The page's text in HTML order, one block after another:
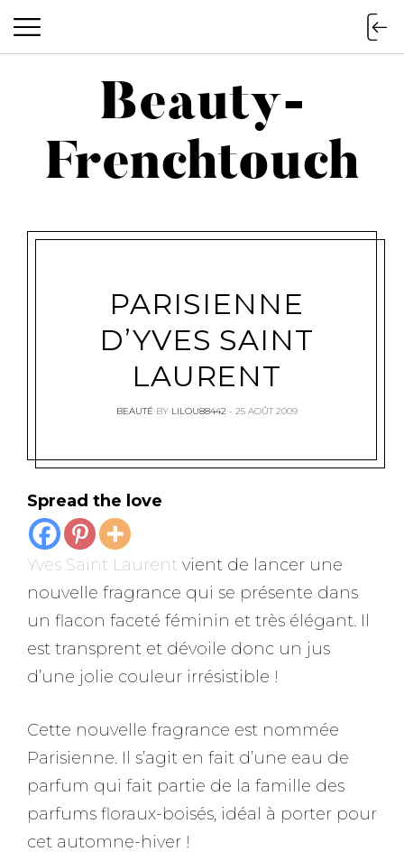
Beauty-Frenchtouch
Beauty-
Frenchtouch
PARISIENNE
D’YVES SAINT
LAURENT
BEAUTÉ BY LILOU88442 25 AOÛT 2009
Spread the love
Yves Saint Laurent vient de lancer une
nouvelle fragrance qui se présente dans
un flacon faceté féminin et très élégant. Il
est transprent et dévoile donc un jus
d’une jolie couleur irrésistible !
Cette nouvelle fragrance est nommée
Parisienne. Il s’agit en fait d’une eau de
parfum qui fait partie de la famille des
parfums floraux-boisés, idéal à porter pour
cet automne-hiver !